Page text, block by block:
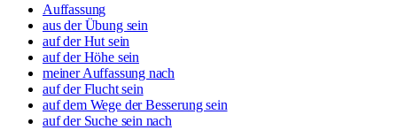
Auffassung
aus der Übung sein
auf der Hut sein
auf der Höhe sein
meiner Auffassung nach
auf der Flucht sein
auf dem Wege der Besserung sein
auf der Suche sein nach